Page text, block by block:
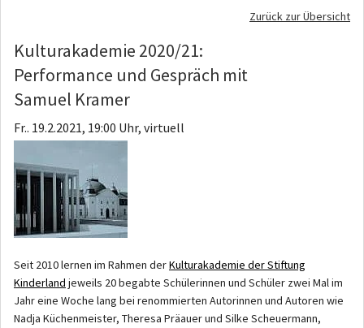
Zurück zur Übersicht
Kulturakademie 2020/21:
Performance und Gespräch mit
Samuel Kramer
Fr.. 19.2.2021, 19:00 Uhr, virtuell
Seit 2010 lernen im Rahmen derKulturakademie der Stiftung
Kinderland jeweils 20 begabte Schülerinnen und Schüler zwei Mal im
Jahr eine Woche lang bei renommierten Autorinnen und Autoren wie
Nadja Küchenmeister, Theresa Präauer und Silke Scheuermann,